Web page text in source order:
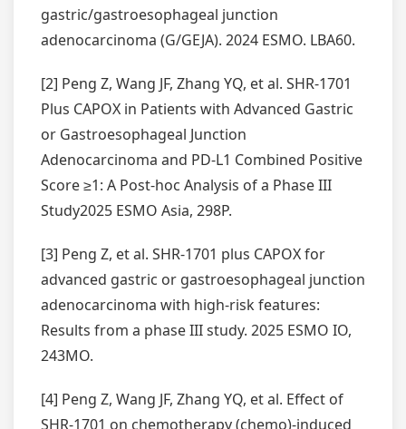
gastric/gastroesophageal junction
adenocarcinoma (G/GEJA). 2024 ESMO. LBA60.
[2] Peng Z, Wang JF, Zhang YQ, et al. SHR-1701
Plus CAPOX in Patients with Advanced Gastric
or Gastroesophageal Junction
Adenocarcinoma and PD-L1 Combined Positive
Score ≥1: A Post-hoc Analysis of a Phase III
Study2025 ESMO Asia, 298P.
[3] Peng Z, et al. SHR-1701 plus CAPOX for
advanced gastric or gastroesophageal junction
adenocarcinoma with high-risk features:
Results from a phase III study. 2025 ESMO IO,
243MO.
[4] Peng Z, Wang JF, Zhang YQ, et al. Effect of
SHR-1701 on chemotherapy (chemo)-induced